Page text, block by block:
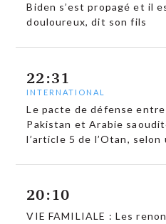
Biden s’est propagé et il
douloureux, dit son fils
22:31
INTERNATIONAL
Le pacte de défense
Pakistan et Arabie
l’article 5 de l’Otan,
20:10
VIE FAMILIALE : Les